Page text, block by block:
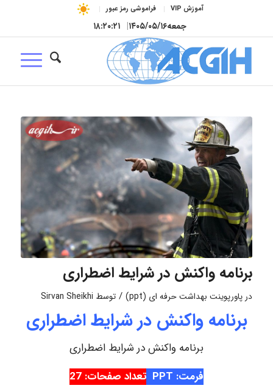
آموزش VIP فراموشی رمز عبور
جمعه۱۴۰۵/۰۵/۱۶| ۱۸:۲۰:۲۲
برنامه واکنش در شرایط اضطراری
در پاورپوینت بهداشت حرفه ای (ppt) / توسط Sirvan Sheikhi
برنامه واکنش در شرایط اضطراری
برنامه واکنش در شرایط اضطراری
فرمت: PPT
تعداد صفحات: 27